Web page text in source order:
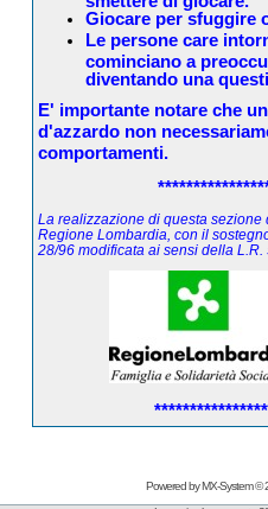
Giocare per sfuggire
Le persone care
cominciano a
diventando una
E' importante notare che
d'azzardo non
comportamenti.
La realizzazione di questa sezione
Regione Lombardia, con il
28/96 modificata ai sensi della
Powered byMX-System©